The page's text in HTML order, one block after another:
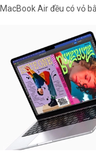
MacBook Air đều có vỏ